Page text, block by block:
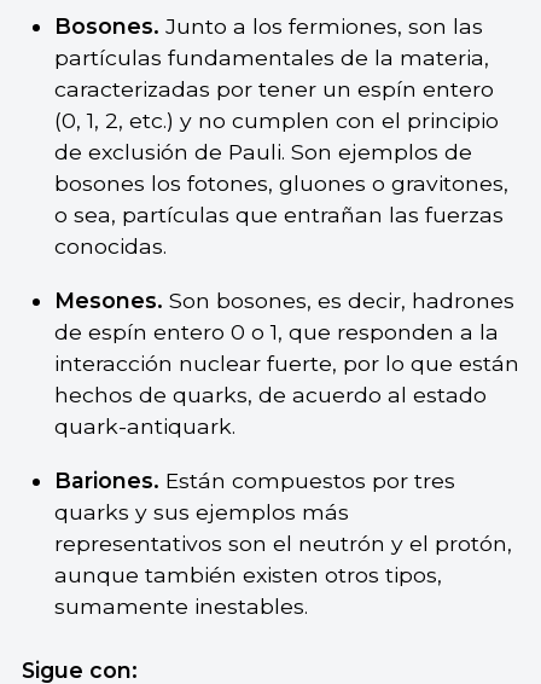
Bosones. Junto a los fermiones, son las
partículas fundamentales de la materia,
caracterizadas por tener un espín entero
(0, 1, 2, etc.) y no cumplen con el principio
de exclusión de Pauli. Son ejemplos de
bosones los fotones, gluones o gravitones,
o sea, partículas que entrañan las fuerzas
conocidas.
Mesones. Son bosones, es decir, hadrones
de espín entero 0 o 1, que responden a la
interacción nuclear fuerte, por lo que están
hechos de quarks, de acuerdo al estado
quark-antiquark.
Bariones. Están compuestos por tres
quarks y sus ejemplos más
representativos son el neutrón y el protón,
aunque también existen otros tipos,
sumamente inestables.
Sigue con: